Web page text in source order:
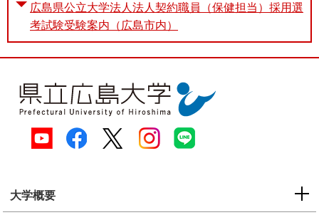
広島県公立大学法人法人契約職員（保健担当）採用選
考試験受験案内（広島市内）
大学概要